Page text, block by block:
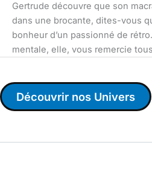
Gertrude découvre que son
dans une brocante, dites-vous
bonheur d’un passionné de
mentale, elle, vous remercie
Découvrir nos Univers